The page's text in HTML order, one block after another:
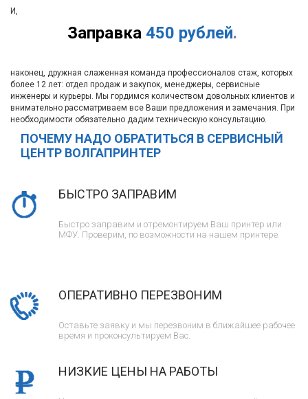
Заправка 450 рублей.
И,
наконец, дружная слаженная команда профессионалов стаж, которых
более 12 лет: отдел продаж и закупок, менеджеры, сервисные
инженеры и курьеры. Мы гордимся количеством довольных клиентов и
внимательно рассматриваем все Ваши предложения и замечания. При
необходимости обязательно дадим техническую консультацию.
ПОЧЕМУ НАДО ОБРАТИТЬСЯ В СЕРВИСНЫЙ
ЦЕНТР ВОЛГАПРИНТЕР
БЫСТРО ЗАПРАВИМ
Быстро заправим и отремонтируем Ваш принтер или
МФУ. Проверим, по возможности на нашем принтере.
ОПЕРАТИВНО ПЕРЕЗВОНИМ
Оставьте заявку и мы перезвоним в ближайшее рабочее
время и проконсультируем Вас.
НИЗКИЕ ЦЕНЫ НА РАБОТЫ